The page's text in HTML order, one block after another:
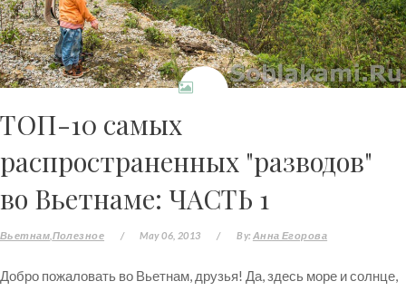
ТОП-10 самых
распространенных "разводов"
во Вьетнаме: ЧАСТЬ 1
Вьетнам Полезное / May 06, 2013 / By: Анна Егорова
Добро пожаловать во Вьетнам, друзья! Да, здесь море и солнце,